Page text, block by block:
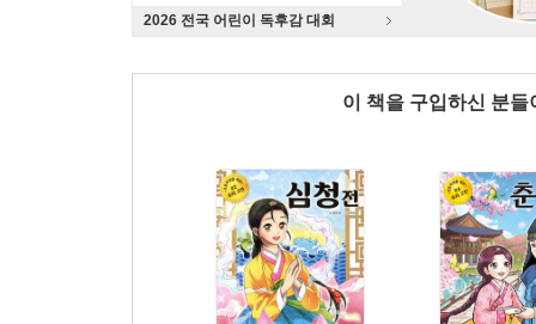
2026 전국 어린이 독후감 대회
이 책을 구입하신 분